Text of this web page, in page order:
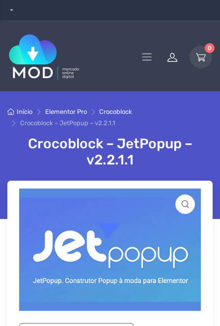
0
Início Elementor Pro
Crocoblock
Crocoblock – JetPopup – v2.2.1.1
Crocoblock – JetPopup –
v2.2.1.1